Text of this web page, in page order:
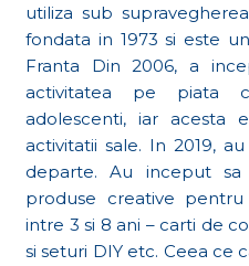
utiliza sub
fondata in 1973 si este
Franta Din 2006, a
activitatea pe piata
adolescenti, iar acesta
activitatii sale. In 2019,
departe. Au inceput
produse creative
intre 3 si 8 ani – carti de
si seturi DIY etc. Ceea ce